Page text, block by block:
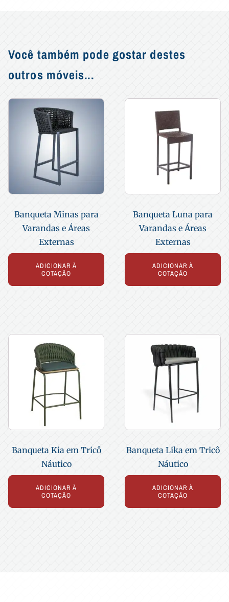
Você também pode gostar destes
outros móveis...
Banqueta Minas para
Varandas e Áreas
Externas
ADICIONAR À
COTAÇÃO
Banqueta Luna para
Varandas e Áreas
Externas
ADICIONAR À
COTAÇÃO
Banqueta Kia em Tricô
Náutico
ADICIONAR À
COTAÇÃO
Banqueta Lika em Tricô
Náutico
ADICIONAR À
COTAÇÃO